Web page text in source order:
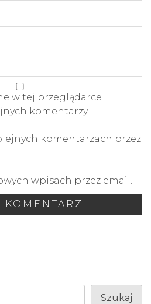
w tej przeglądarce
komentarzy.
komentarzach przez
wpisach przez email.
Szukaj